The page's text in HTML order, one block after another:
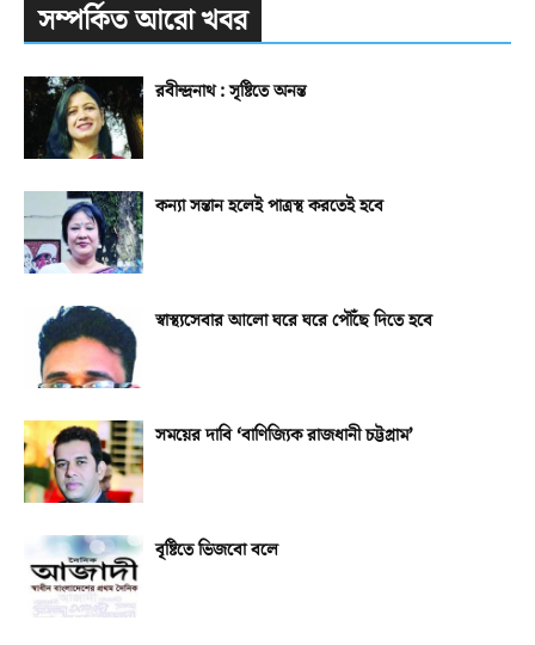
সম্পর্কিত আরো খবর
রবীন্দ্রনাথ : সৃষ্টিতে অনন্ত
কন্যা সন্তান হলেই পাত্রস্থ করতেই হবে
স্বাস্থ্যসেবার আলো ঘরে ঘরে পৌঁছে দিতে হবে
সময়ের দাবি ‘বাণিজ্যিক রাজধানী চট্টগ্রাম’
বৃষ্টিতে ভিজবো বলে